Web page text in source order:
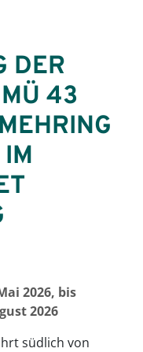
DER
43 Z
U
G
R
2026, bis
2026
südlich von